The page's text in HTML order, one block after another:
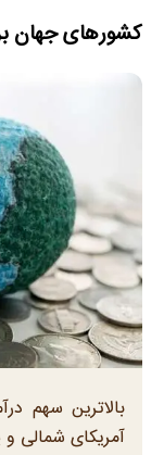
کشور‌های جهان
بالاترین سهم
آمریکای شمالی و